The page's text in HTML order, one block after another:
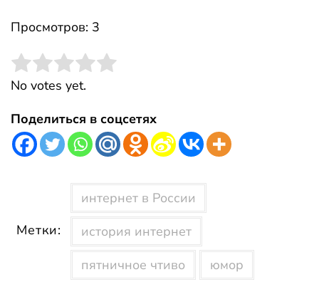
Просмотров: 3
Rate this item:
Submit Rating
No votes yet.
Поделиться в соцсетях
Метки:
интернет в России
история интернет
пятничное чтиво
юмор